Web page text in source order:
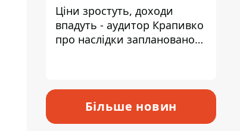
Ціни зростуть, доходи
впадуть - аудитор Крапивко
про наслідки запланованого
Більше новин